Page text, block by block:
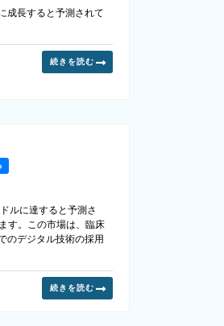
成長すると予測されて
続きを読む
ルに達すると予測さ
す。この市場は、臨床
のデジタル技術の採用
続きを読む